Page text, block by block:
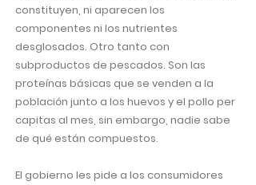
constituyen, ni aparecen los
componentes ni los nutrientes
desglosados. Otro tanto con
subproductos de pescados. Son las
proteínas básicas que se venden a la
población junto a los huevos y el pollo per
capitas al mes, sin embargo, nadie sabe
de qué están compuestos.
El gobierno les pide a los consumidores